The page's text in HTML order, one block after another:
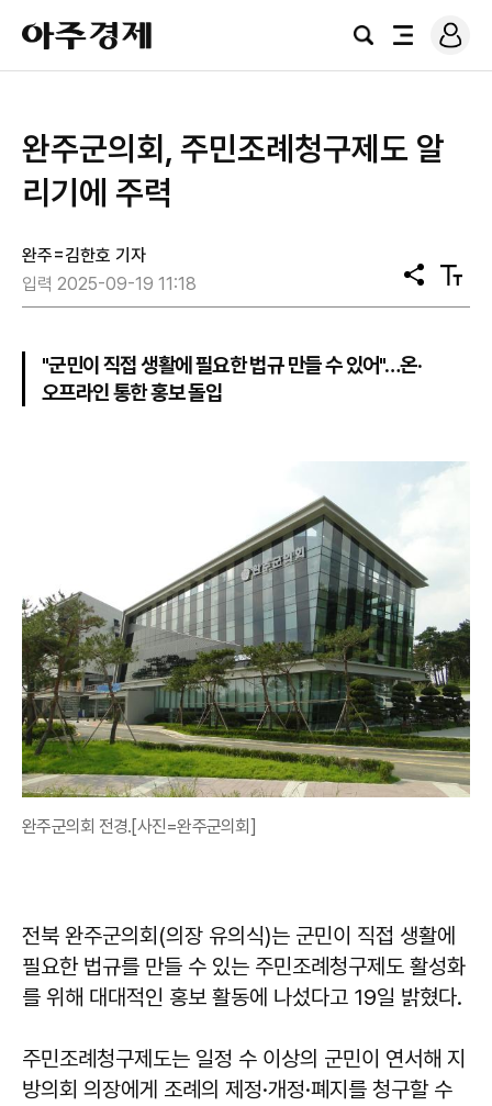
아
주
경
검
전
로
그
완주군의회, 주민조례청구제도 알
리기에 주력
완주=김한호 기자
입력 2025-09-19 11:18
공
유
텍
스
"군민이 직접 생활에 필요한 법규 만들 수 있어"…온·
오프라인 통한 홍보 돌입
완주군의회 전경.[사진=완주군의회]
전북 완주군의회(의장 유의식)는 군민이 직접 생활에
필요한 법규를 만들 수 있는 주민조례청구제도 활성화
를 위해 대대적인 홍보 활동에 나섰다고 19일 밝혔다.
주민조례청구제도는 일정 수 이상의 군민이 연서해 지
방의회 의장에게 조례의 제정·개정·폐지를 청구할 수